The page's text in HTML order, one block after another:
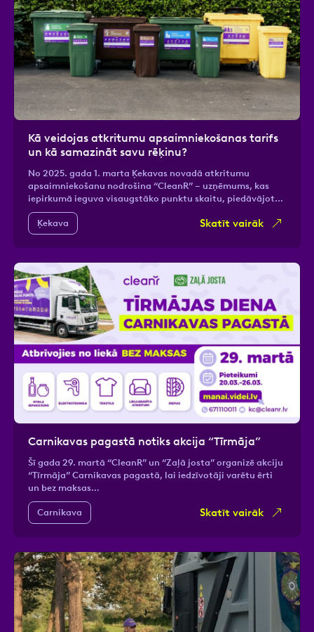
Kā veidojas atkritumu apsaimniekošanas tarifs
un kā samazināt savu rēķinu?
No 2025. gada 1. marta Ķekavas novadā atkritumu
apsaimniekošanu nodrošina “CleanR” – uzņēmums, kas
iepirkumā ieguva visaugstāko punktu skaitu, piedāvājot…
Ķekava Skatīt vairāk
Carnikavas pagastā notiks akcija “Tīrmāja”
Šī gada 29. martā “CleanR” un “Zaļā josta” organizē akciju
“Tīrmāja” Carnikavas pagastā, lai iedzīvotāji varētu ērti
un bez maksas…
Carnikava Skatīt vairāk